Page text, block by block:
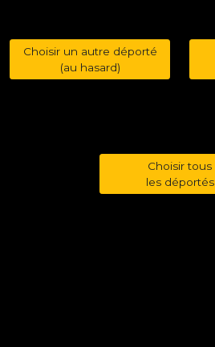
Choisir un autre déporté
(au hasard)
Choisir tous
les déportés